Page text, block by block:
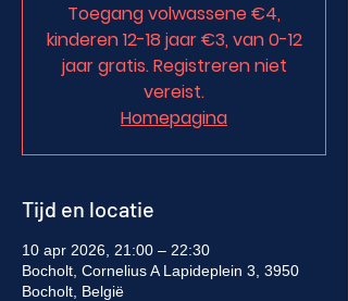
Toegang volwassene €4,
kinderen 12-18 jaar €3, van 0-12
jaar gratis. Registreren niet
vereist.
Homepagina
Tijd en locatie
10 apr 2026, 21:00 – 22:30
Bocholt, Cornelius A Lapideplein 3, 3950
Bocholt, België